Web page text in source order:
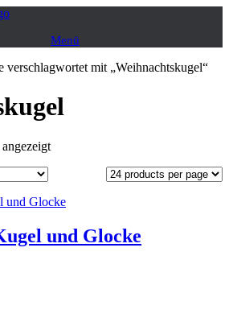
Menü
verschlagwortet mit „Weihnachtskugel“
und Glocke